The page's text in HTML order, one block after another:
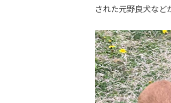
された元野良犬など